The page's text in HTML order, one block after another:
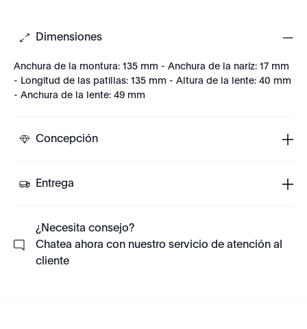
Dimensiones
Anchura de la montura: 135 mm - Anchura de la nariz: 17 mm
- Longitud de las patillas: 135 mm - Altura de la lente: 40 mm
- Anchura de la lente: 49 mm
Concepción
Entrega
¿Necesita consejo?
Chatea ahora con nuestro servicio de atención al
cliente